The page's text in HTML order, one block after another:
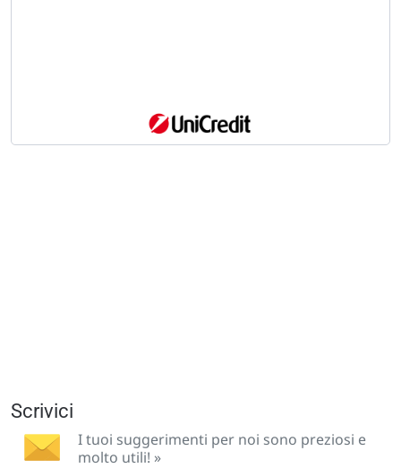
Scrivici
I tuoi suggerimenti per noi sono preziosi e
molto utili! »